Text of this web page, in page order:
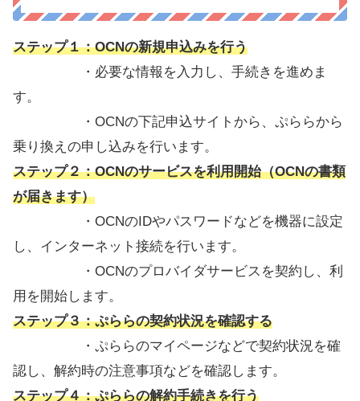
ステップ１：OCNの新規申込みを行う
・必要な情報を入力し、手続きを進めま
す。
・OCNの下記申込サイトから、ぷららから
乗り換えの申し込みを行います。
ステップ２：OCNのサービスを利用開始（OCNの書類
が届きます）
・OCNのIDやパスワードなどを機器に設定
し、インターネット接続を行います。
・OCNのプロバイダサービスを契約し、利
用を開始します。
ステップ３：ぷららの契約状況を確認する
・ぷららのマイページなどで契約状況を確
認し、解約時の注意事項などを確認します。
ステップ４：ぷららの解約手続きを行う